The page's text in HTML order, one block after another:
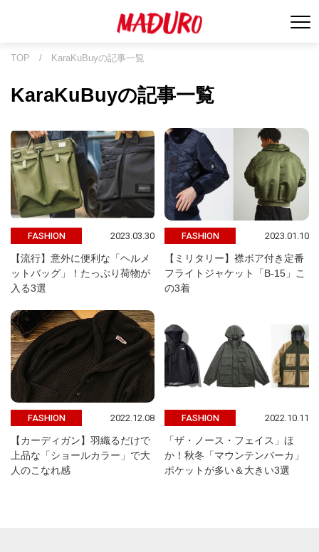
TOP / KaraKuBuyの記事一覧
KaraKuBuyの記事一覧
FASHION 2023.03.30
【流行】意外に便利な「ヘルメ
ットバッグ」！たっぷり荷物が
入る3選
FASHION 2023.01.10
【ミリタリー】襟ボア付き定番
フライトジャケット「B-15」こ
の3着
FASHION 2022.12.08
【カーディガン】羽織るだけで
上品な「ショールカラー」で大
人のこなれ感
FASHION 2022.10.11
「ザ・ノース・フェイス」ほ
か！秋冬「マウンテンパーカ」
ポケットが多い＆大きい3選